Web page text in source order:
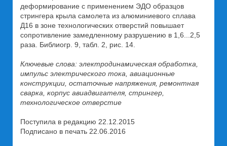
деформирование с применением ЭДО образцов
стрингера крыла самолета из алюминиевого сплава
Д16 в зоне технологических отверстий повышает
сопротивление замедленному разрушению в 1,6...2,5
раза. Библиогр. 9, табл. 2, рис. 14.
Ключевые слова: электродинамическая обработка,
импульс электрического тока, авиационные
конструкции, остаточные напряжения, ремонтная
сварка, корпус авиадвигателя, стрингер,
технологическое отверстие
Поступила в редакцию 22.12.2015
Подписано в печать 22.06.2016